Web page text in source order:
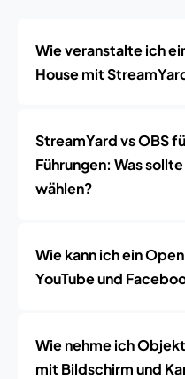
Wie veranstalte ich
House mit
StreamYard vs OBS
Führungen: Was
wählen?
Wie kann ich ein
YouTube und
Wie nehme ich
mit Bildschirm und